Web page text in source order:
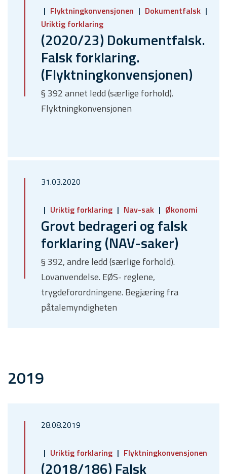
Flyktningkonvensjonen
Dokumentfalsk
Uriktig forklaring
(2020/23) Dokumentfalsk.
Falsk forklaring.
(Flyktningkonvensjonen)
§ 392 annet ledd (særlige forhold).
Flyktningkonvensjonen
31.03.2020
Uriktig forklaring Nav-sak Økonomi
Grovt bedrageri og falsk
forklaring (NAV-saker)
§ 392, andre ledd (særlige forhold).
Lovanvendelse. EØS- reglene,
trygdeforordningene. Begjæring fra
påtalemyndigheten
2019
28.08.2019
Uriktig forklaring Flyktningkonvensjonen
(2018/186) Falsk